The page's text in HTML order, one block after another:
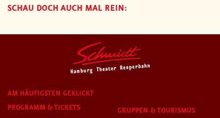
SCHAU DOCH AUCH MAL REIN:
AM HÄUFIGSTEN GEKLICKT
PROGRAMM & TICKETS
GRUPPEN & TOURISMUS